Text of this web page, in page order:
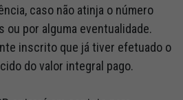
caso não atinja o número
ou por alguma eventualidade.
inscrito que já tiver efetuado o
do valor integral pago.